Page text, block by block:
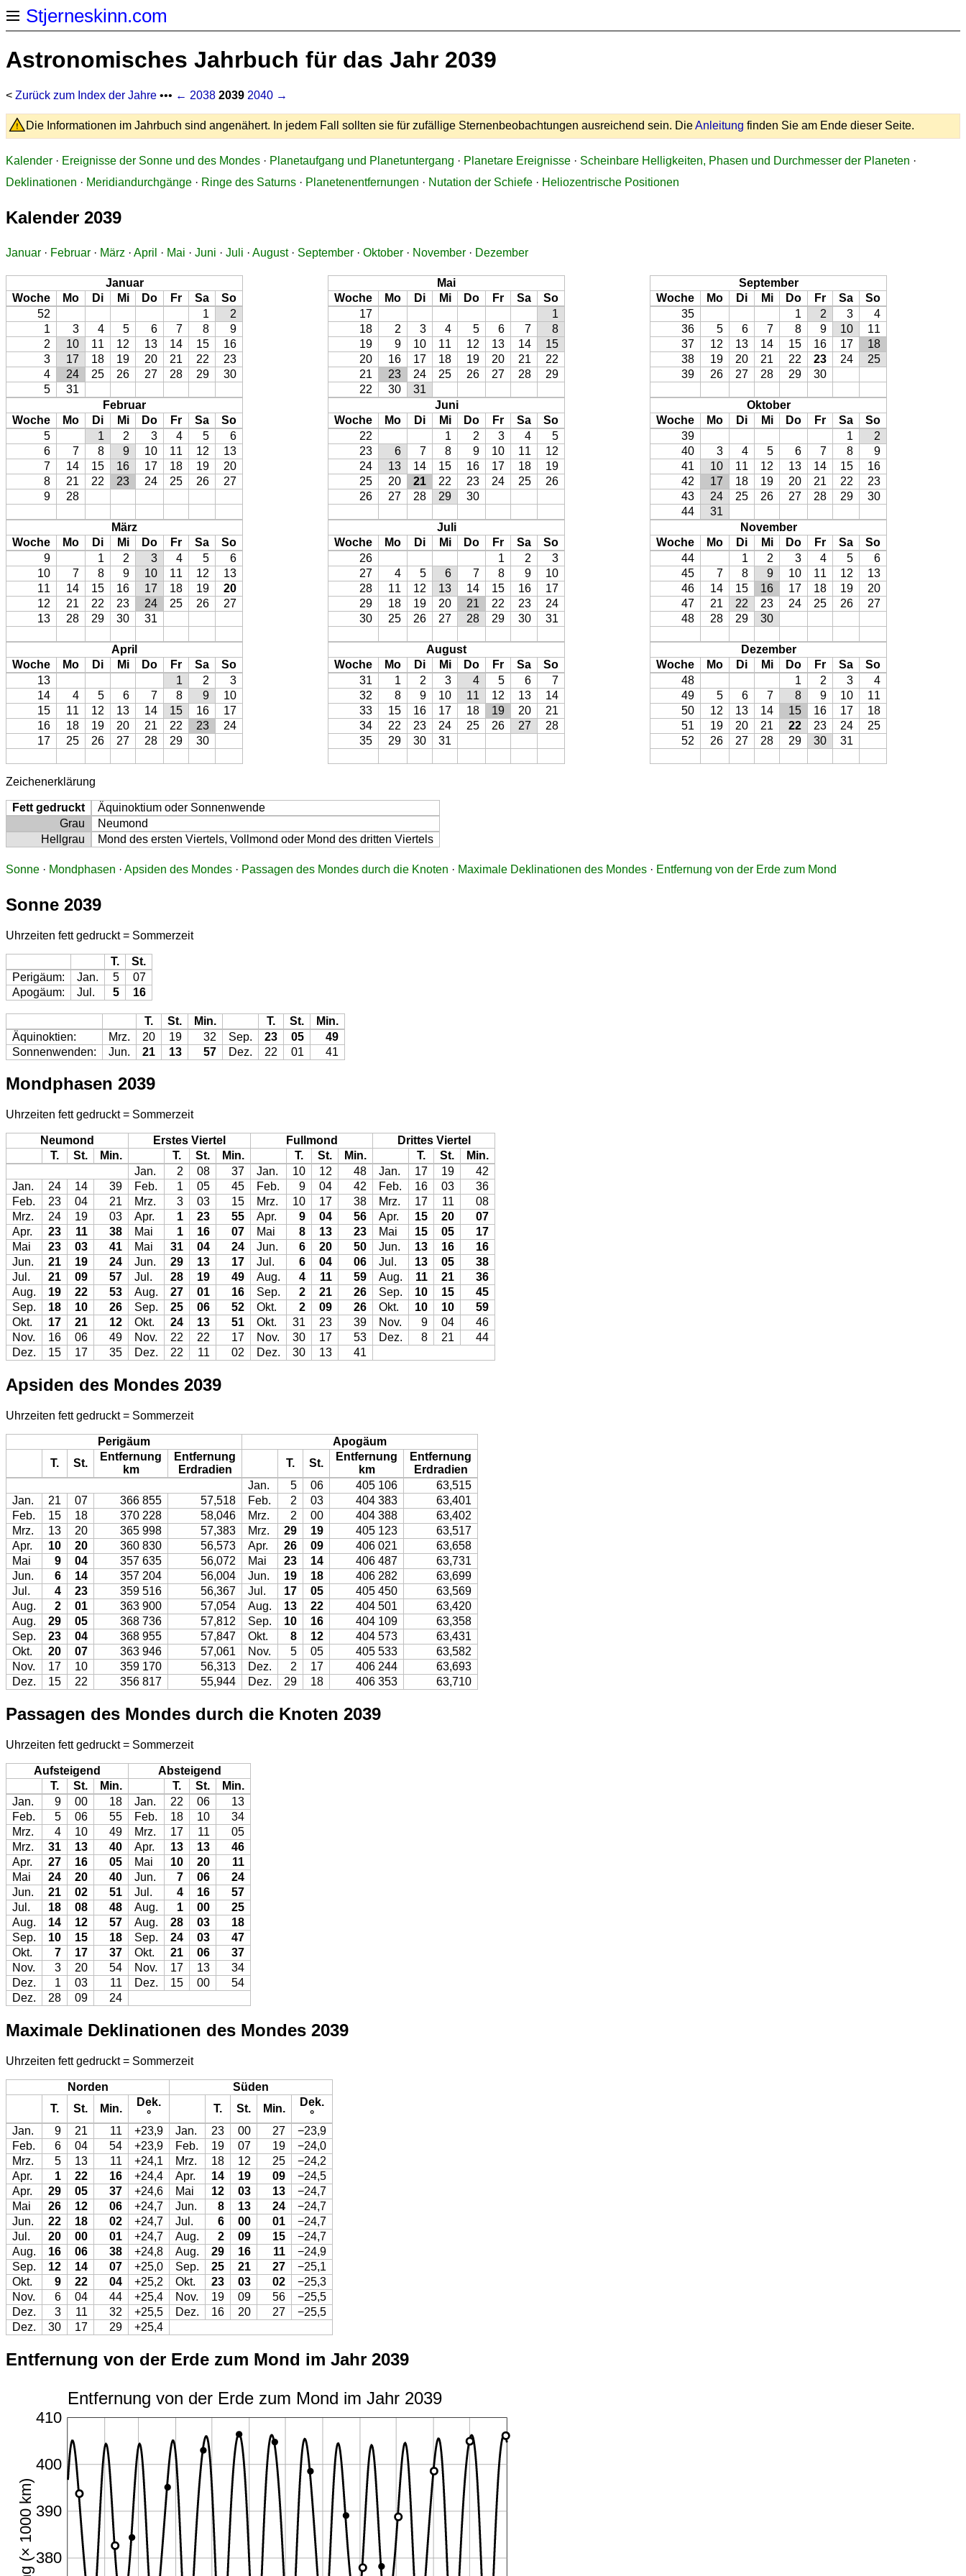
Stjerneskinn.com
Astronomisches Jahrbuch für das Jahr 2039
< Zurück zum Index der Jahre ••• ← 2038 2039 2040 →
Die Informationen im Jahrbuch sind angenähert. In jedem Fall sollten sie für zufällige Sternenbeobachtungen ausreichend sein. DieAnleitung finden Sie am Ende dieser Seite.
Kalender · Ereignisse der Sonne und des Mondes · Planetaufgang und Planetuntergang · Planetare Ereignisse · Scheinbare Helligkeiten, Phasen und Durchmesser der Planeten ·
Deklinationen · Meridiandurchgänge · Ringe des Saturns · Planetenentfernungen · Nutation der Schiefe · Heliozentrische Positionen
Kalender 2039
Januar · Februar · März · April · Mai · Juni · Juli · August· September · Oktober · November · Dezember
Januar
Woche
Mo Di Mi Do Fr Sa
So
52
1
2
1
3 4 5 6 7 8
9
2
10 11 12 13 14 15
16
3
17 18 19 20 21 22
23
4
24 25 26 27 28 29
30
5
31
Februar
Woche
Mo Di Mi Do Fr Sa
So
5
1 2 3 4 5
6
6
7 8 9 10 11 12
13
7
14 15 16 17 18 19
20
8
21 22 23 24 25 26
27
9
28
März
Woche
Mo Di Mi Do Fr Sa
So
9
1 2 3 4 5
6
10
7 8 9 10 11 12
13
11
14 15 16 17 18 19
20
12
21 22 23 24 25 26
27
13
28 29 30 31
April
Woche
Mo Di Mi Do Fr Sa
So
13
1 2
3
14
4 5 6 7 8 9
10
15
11 12 13 14 15 16
17
16
18 19 20 21 22 23
24
17
25 26 27 28 29 30
Mai
Woche
Mo Di Mi Do Fr Sa
So
17
1
18
2 3 4 5 6 7
8
19
9 10 11 12 13 14
15
20
16 17 18 19 20 21
22
21
23 24 25 26 27 28
29
22
30
31
Juni
Woche
Mo Di Mi Do Fr Sa
So
22
1 2 3 4
5
23
6 7 8 9 10 11
12
24
13 14 15 16 17 18
19
25
20 21 22 23 24 25
26
26
27 28 29 30
Juli
Woche
Mo Di Mi Do Fr Sa
So
26
1 2
3
27
4 5 6 7 8 9
10
28
11 12 13 14 15 16
17
29
18 19 20 21 22 23
24
30
25 26 27 28 29 30 31
August
Woche
Mo Di Mi Do Fr Sa
So
31
1 2 3 4 5 6
7
32
8 9 10 11 12 13
14
33
15 16 17 18 19 20
21
34
22 23 24 25 26 27
28
35
29 30 31
September
Woche
Mo Di Mi Do Fr Sa
So
35
1 2 3
4
36
5 6 7 8 9 10
11
37
12 13 14 15 16 17
18
38
19 20 21 22 23 24
25
39
26 27 28 29 30
Oktober
Woche
Mo Di Mi Do Fr Sa
So
39
1
2
40
3 4 5 6 7 8
9
41
10 11 12 13 14 15
16
42
17 18 19 20 21 22
23
43
24 25 26 27 28 29
30
44
31
November
Woche
Mo Di Mi Do Fr Sa
So
44
1 2 3 4 5
6
45
7 8 9 10 11 12
13
46
14 15 16 17 18 19
20
47
21 22 23 24 25 26
27
48
28 29 30
Dezember
Woche
Mo Di Mi Do Fr Sa
So
48
1 2 3
4
49
5 6 7 8 9 10
11
50
12 13 14 15 16 17
18
51
19 20 21 22 23 24
25
52
26 27 28 29 30 31
Zeichenerklärung
Fett gedruckt
Äquinoktium oder Sonnenwende
Grau
Neumond
Hellgrau
Mond des ersten Viertels, Vollmond oder Mond des dritten Viertels
Sonne · Mondphasen · Apsiden des Mondes · Passagen des Mondes durch die Knoten · Maximale Deklinationen des Mondes · Entfernung von der Erde zum Mond
Sonne 2039
Uhrzeiten fett gedruckt = Sommerzeit
T.
St.
Perigäum:
Jan. 5
07
Apogäum:
Jul. 5 16
T. St. Min. T. St.
Min.
Äquinoktien:
Mrz. 20 19 32 Sep. 23 05
49
Sonnenwenden:
Jun. 21 13 57 Dez. 22 01 41
Mondphasen 2039
Uhrzeiten fett gedruckt = Sommerzeit
Neumond Erstes Viertel Fullmond
Drittes Viertel
T.
St. Min. T. St. Min. T. St. Min. T. St.
Min.
Jan.
2 08 37 Jan. 10 12 48 Jan. 17 19
42
Jan.
24 14 39 Feb. 1 05 45 Feb. 9 04 42 Feb. 16 03
36
Feb.
23 04 21 Mrz. 3 03 15 Mrz. 10 17 38 Mrz. 17 11
08
Mrz.
24 19 03 Apr. 1 23 55 Apr. 9 04 56 Apr. 15 20
07
Apr.
23 11 38 Mai 1 16 07 Mai 8 13 23 Mai 15 05
17
Mai
23 03 41 Mai 31 04 24 Jun. 6 20 50 Jun. 13 16
16
Jun.
21 19 24 Jun. 29 13 17 Jul. 6 04 06 Jul. 13 05
38
Jul.
21 09 57 Jul. 28 19 49 Aug. 4 11 59 Aug. 11 21
36
Aug.
19 22 53 Aug. 27 01 16 Sep. 2 21 26 Sep. 10 15
45
Sep.
18 10 26 Sep. 25 06 52 Okt. 2 09 26 Okt. 10 10
59
Okt.
17 21 12 Okt. 24 13 51 Okt. 31 23 39 Nov. 9 04
46
Nov.
16 06 49 Nov. 22 22 17 Nov. 30 17 53 Dez. 8 21
44
Dez.
15 17 35 Dez. 22 11 02 Dez. 30 13 41
Apsiden des Mondes 2039
Uhrzeiten fett gedruckt = Sommerzeit
Perigäum
Apogäum
T.
St.
Entfernung
km
Entfernung
Erdradien
T. St.
Entfernung
km
Entfernung
Erdradien
Jan.
5 06 405 106
63,515
Jan.
21 07 366 855 57,518 Feb. 2 03 404 383
63,401
Feb.
15 18 370 228 58,046 Mrz. 2 00 404 388
63,402
Mrz.
13 20 365 998 57,383 Mrz. 29 19 405 123
63,517
Apr.
10 20 360 830 56,573 Apr. 26 09 406 021
63,658
Mai
9 04 357 635 56,072 Mai 23 14 406 487
63,731
Jun.
6 14 357 204 56,004 Jun. 19 18 406 282
63,699
Jul.
4 23 359 516 56,367 Jul. 17 05 405 450
63,569
Aug.
2 01 363 900 57,054 Aug. 13 22 404 501
63,420
Aug.
29 05 368 736 57,812 Sep. 10 16 404 109
63,358
Sep.
23 04 368 955 57,847 Okt. 8 12 404 573
63,431
Okt.
20 07 363 946 57,061 Nov. 5 05 405 533
63,582
Nov.
17 10 359 170 56,313 Dez. 2 17 406 244
63,693
Dez.
15 22 356 817 55,944 Dez. 29 18 406 353 63,710
Passagen des Mondes durch die Knoten 2039
Uhrzeiten fett gedruckt = Sommerzeit
Aufsteigend
Absteigend
T.
St. Min. T. St.
Min.
Jan.
9 00 18 Jan. 22 06
13
Feb.
5 06 55 Feb. 18 10
34
Mrz.
4 10 49 Mrz. 17 11
05
Mrz.
31 13 40 Apr. 13 13
46
Apr.
27 16 05 Mai 10 20
11
Mai
24 20 40 Jun. 7 06
24
Jun.
21 02 51 Jul. 4 16
57
Jul.
18 08 48 Aug. 1 00
25
Aug.
14 12 57 Aug. 28 03
18
Sep.
10 15 18 Sep. 24 03
47
Okt.
7 17 37 Okt. 21 06
37
Nov.
3 20 54 Nov. 17 13
34
Dez.
1 03 11 Dez. 15 00
54
Dez.
28 09 24
Maximale Deklinationen des Mondes 2039
Uhrzeiten fett gedruckt = Sommerzeit
Norden
Süden
T.
St. Min.
Dek.
°
T. St. Min.
Dek.
°
Jan.
9 21 11 +23,9 Jan. 23 00 27
−23,9
Feb.
6 04 54 +23,9 Feb. 19 07 19
−24,0
Mrz.
5 13 11 +24,1 Mrz. 18 12 25
−24,2
Apr.
1 22 16 +24,4 Apr. 14 19 09
−24,5
Apr.
29 05 37 +24,6 Mai 12 03 13
−24,7
Mai
26 12 06 +24,7 Jun. 8 13 24
−24,7
Jun.
22 18 02 +24,7 Jul. 6 00 01
−24,7
Jul.
20 00 01 +24,7 Aug. 2 09 15
−24,7
Aug.
16 06 38 +24,8 Aug. 29 16 11
−24,9
Sep.
12 14 07 +25,0 Sep. 25 21 27
−25,1
Okt.
9 22 04 +25,2 Okt. 23 03 02
−25,3
Nov.
6 04 44 +25,4 Nov. 19 09 56
−25,5
Dez.
3 11 32 +25,5 Dez. 16 20 27
−25,5
Dez.
30 17 29 +25,4
Entfernung von der Erde zum Mond im Jahr 2039